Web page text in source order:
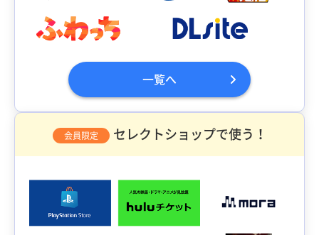
一覧へ
会員限定 セレクトショップで使う！